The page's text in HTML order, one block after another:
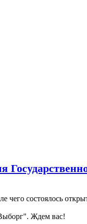
состоялось
Ждем вас!